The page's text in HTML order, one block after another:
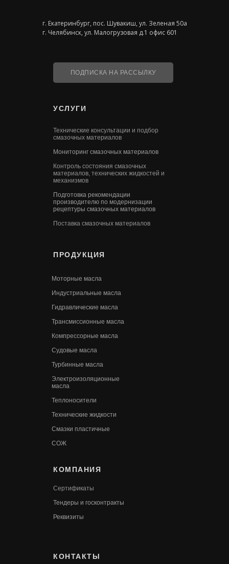
УСЛУГИ
Технические консультации и подбор
смазочных материалов
Мониторинг смазочных материалов
Контроль состояния смазочных
материалов, технических жидкостей и
механизмов
Подготовка рекомендации
производителю по модернизации
рецептуры смазочных материалов
Поставка смазочных материалов
ПРОДУКЦИЯ
КОМПАНИЯ
ПОДПИСКА НА РАССЫЛКУ
г. Екатеринбург, пос. Шувакиш, ул. Зеленая 50а
г. Челябинск, ул. Малогрузовая д.1 офис 601
Моторные масла
Индустриальные масла
Гидравлические масла
Трансмиссионные масла
Компрессорные масла
Судовые масла
Турбинные масла
Электроизоляционные
масла
Теплоносители
Технические жидкости
Смазки пластичные
СОЖ
Сертификаты
Тендеры и госконтракты
Реквизиты
КОНТАКТЫ